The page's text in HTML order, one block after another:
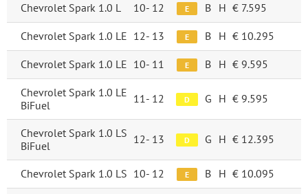
Chevrolet Spark 1.0 L 10- 12 E B H € 7.595
Chevrolet Spark 1.0 LE 12- 13 E B H € 10.295
Chevrolet Spark 1.0 LE 10- 11 E B H € 9.595
Chevrolet Spark 1.0 LE
BiFuel
11- 12 D G H € 9.595
Chevrolet Spark 1.0 LS
BiFuel
12- 13 D G H € 12.395
Chevrolet Spark 1.0 LS 10- 12 E B H € 10.095